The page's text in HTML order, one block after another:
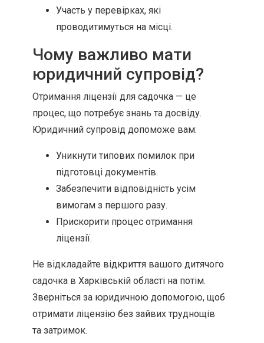
Участь у перевірках, які
проводитимуться на місці.
Чому важливо мати
юридичний супровід?
Отримання ліцензії для садочка — це
процес, що потребує знань та досвіду.
Юридичний супровід допоможе вам:
Уникнути типових помилок при
підготовці документів.
Забезпечити відповідність усім
вимогам з першого разу.
Прискорити процес отримання
ліцензії.
Не відкладайте відкриття вашого дитячого
садочка в Харківській області на потім.
Зверніться за юридичною допомогою, щоб
отримати ліцензію без зайвих труднощів
та затримок.